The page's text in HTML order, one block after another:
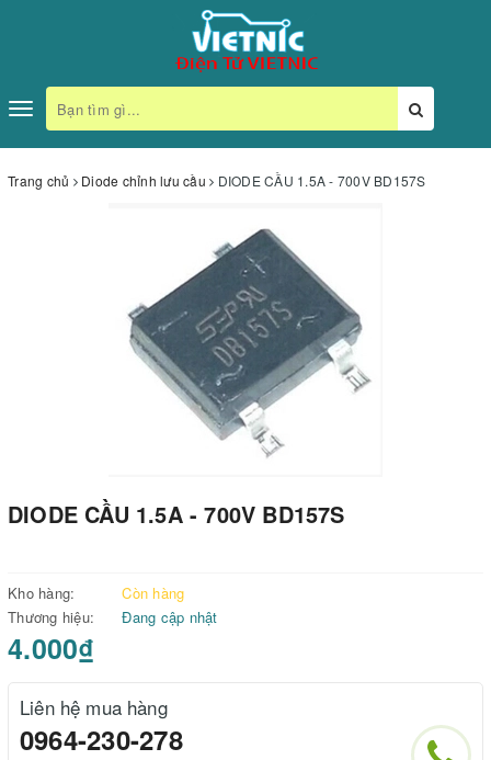
Toggle
navigation
Trang chủ Diode chỉnh lưu cầu DIODE CẦU 1.5A - 700V BD157S
DIODE CẦU 1.5A - 700V BD157S
Kho hàng:
Còn hàng
Thương hiệu:
Đang cập nhật
4.000₫
Liên hệ mua hàng
0964-230-278